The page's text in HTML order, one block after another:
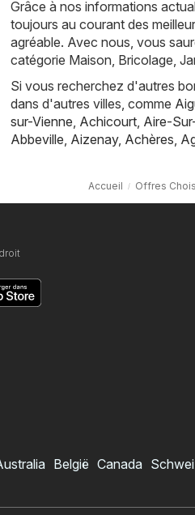
Grâce à nos informations
toujours au courant des
agréable. Avec nous, vous
catégorie Maison, Bricolage,
Si vous recherchez d'autres
dans d'autres villes, comme
sur-Vienne Achicourt Aire-
Abbeville Aizenay, Achères
Accueil Offres
België Canada